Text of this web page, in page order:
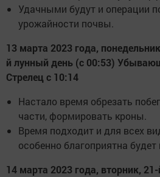
Удачными будут и операции
урожайности почвы.
13 марта 2023 года,
й лунный день (с 00:53)
Стрелец с 10:14
Настало время обрезать
части, формировать кроны.
Время подходит и для всех
особенно благоприятна будет
14 марта 2023 года, вторник,